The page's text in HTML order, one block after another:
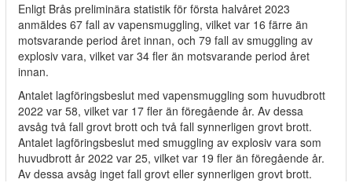
Enligt Brås preliminära statistik för första halvåret 2023
anmäldes 67 fall av vapensmuggling, vilket var 16 färre än
motsvarande period året innan, och 79 fall av smuggling av
explosiv vara, vilket var 34 fler än motsvarande period året
innan.
Antalet lagföringsbeslut med vapensmuggling som huvudbrott
2022 var 58, vilket var 17 fler än föregående år. Av dessa
avsåg två fall grovt brott och två fall synnerligen grovt brott.
Antalet lagföringsbeslut med smuggling av explosiv vara som
huvudbrott år 2022 var 25, vilket var 19 fler än föregående år.
Av dessa avsåg inget fall grovt eller synnerligen grovt brott.